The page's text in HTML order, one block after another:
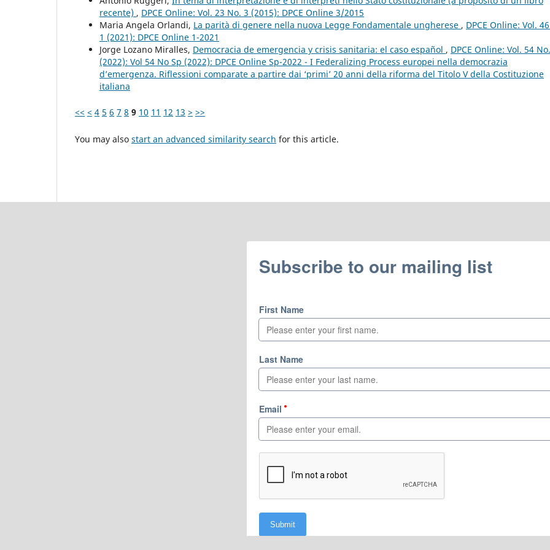
recente) , DPCE Online: Vol. 23 No. 3 (2015): DPCE Online 3/2015
Maria Angela Orlandi, La parità di genere nella nuova Legge Fondamentale ungherese , DPCE Online: Vol.
1 (2021): DPCE Online 1-2021
Jorge Lozano Miralles, Democracia de emergencia y crisis sanitaria: el caso español , DPCE Online: Vol. 54
(2022): Vol 54 No Sp (2022): DPCE Online Sp-2022 - I Federalizing Process europei nella democrazia
d’emergenza. Riflessioni comparate a partire dai ‘primi’ 20 anni della riforma del Titolo V della Costituzione
italiana
<< < 4 5 6 7 8 9 10 11 12 13 > >>
You may also start an advanced similarity search for this article.